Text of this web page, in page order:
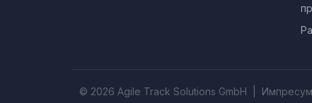
© 2026 Agile Track Solutions GmbH | Импресум